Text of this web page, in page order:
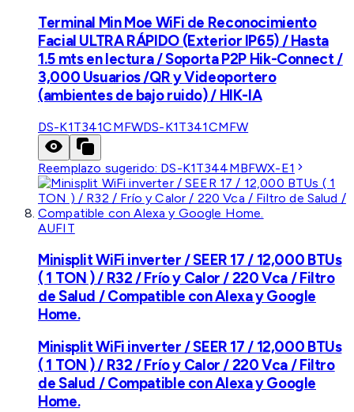
Terminal Min Moe WiFi de Reconocimiento
Facial ULTRA RÁPIDO (Exterior IP65) / Hasta
1.5 mts en lectura / Soporta P2P Hik-Connect /
3,000 Usuarios /QR y Videoportero
(ambientes de bajo ruido) / HIK-IA
DS-K1T341CMFWDS-K1T341CMFW
Reemplazo sugerido: DS-K1T344MBFWX-E1
AUFIT
Minisplit WiFi inverter / SEER 17 / 12,000 BTUs
( 1 TON ) / R32 / Frío y Calor / 220 Vca / Filtro
de Salud / Compatible con Alexa y Google
Home.
Minisplit WiFi inverter / SEER 17 / 12,000 BTUs
( 1 TON ) / R32 / Frío y Calor / 220 Vca / Filtro
de Salud / Compatible con Alexa y Google
Home.